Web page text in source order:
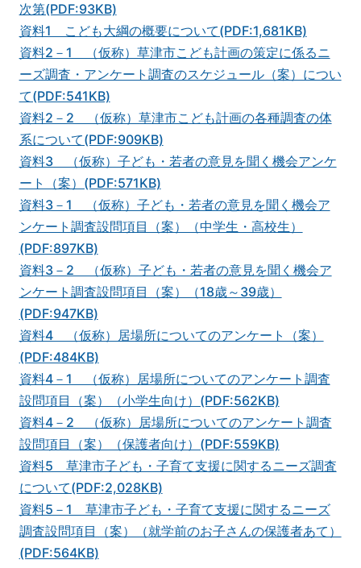
次第(PDF:93KB)
資料1 こども大綱の概要について(PDF:1,681KB)
資料2－1 （仮称）草津市こども計画の策定に係るニ
ーズ調査・アンケート調査のスケジュール（案）につい
て(PDF:541KB)
資料2－2 （仮称）草津市こども計画の各種調査の体
系について(PDF:909KB)
資料3 （仮称）子ども・若者の意見を聞く機会アンケ
ート（案）(PDF:571KB)
資料3－1 （仮称）子ども・若者の意見を聞く機会ア
ンケート調査設問項目（案）（中学生・高校生）
(PDF:897KB)
資料3－2 （仮称）子ども・若者の意見を聞く機会ア
ンケート調査設問項目（案）（18歳～39歳）
(PDF:947KB)
資料4 （仮称）居場所についてのアンケート（案）
(PDF:484KB)
資料4－1 （仮称）居場所についてのアンケート調査
設問項目（案）（小学生向け）(PDF:562KB)
資料4－2 （仮称）居場所についてのアンケート調査
設問項目（案）（保護者向け）(PDF:559KB)
資料5 草津市子ども・子育て支援に関するニーズ調査
について(PDF:2,028KB)
資料5－1 草津市子ども・子育て支援に関するニーズ
調査設問項目（案）（就学前のお子さんの保護者あて）
(PDF:564KB)